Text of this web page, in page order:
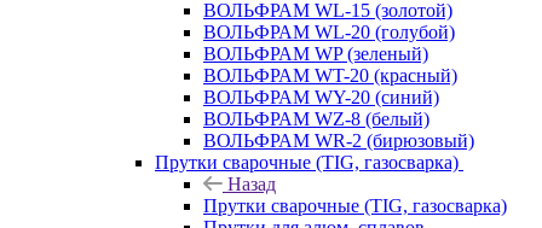
ВОЛЬФРАМ WL-15 (золотой)
ВОЛЬФРАМ WL-20 (голубой)
ВОЛЬФРАМ WP (зеленый)
ВОЛЬФРАМ WT-20 (красный)
ВОЛЬФРАМ WY-20 (синий)
ВОЛЬФРАМ WZ-8 (белый)
ВОЛЬФРАМ WR-2 (бирюзовый)
Прутки сварочные (TIG, газосварка)
Назад
Прутки сварочные (TIG, газосварка)